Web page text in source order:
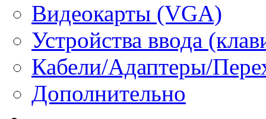
Видеокарты (VGA)
Устройства ввода
Кабели/Адаптеры/
Дополнительно